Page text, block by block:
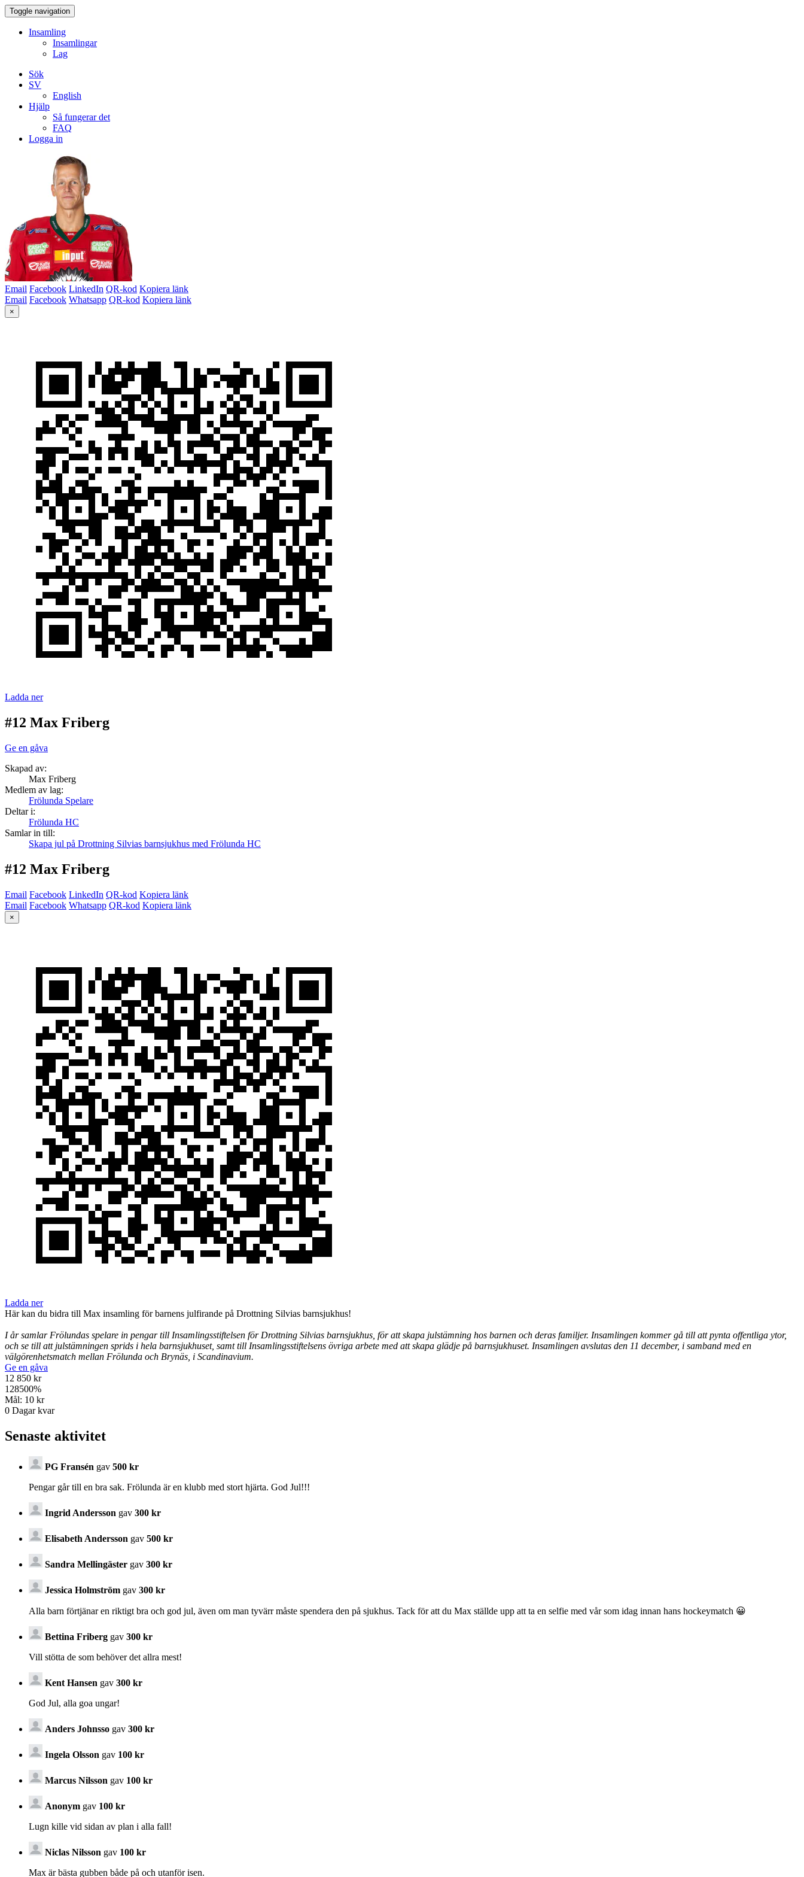
Toggle navigation
Insamling
Insamlingar
Lag
Sök
SV
English
Hjälp
Så fungerar det
FAQ
Logga in
Email Facebook LinkedIn QR-kod Kopiera länk
Email Facebook Whatsapp QR-kod Kopiera länk
×
Ladda ner
#12 Max Friberg
Ge en gåva
Skapad av:
Max Friberg
Medlem av lag:
Frölunda Spelare
Deltar i:
Frölunda HC
Samlar in till:
Skapa jul på Drottning Silvias barnsjukhus med Frölunda HC
#12 Max Friberg
Email Facebook LinkedIn QR-kod Kopiera länk
Email Facebook Whatsapp QR-kod Kopiera länk
×
Ladda ner
Här kan du bidra till Max insamling för barnens julfirande på Drottning Silvias barnsjukhus!
I år samlar Frölundas spelare in pengar till Insamlingsstiftelsen för Drottning Silvias barnsjukhus, för att skapa julstämning hos barnen och deras familjer. Insamlingen kommer gå till att pynta offentliga ytor,
och se till att julstämningen sprids i hela barnsjukhuset, samt till Insamlingsstiftelsens övriga arbete med att skapa glädje på barnsjukhuset. Insamlingen avslutas den 11 december, i samband med en
välgörenhetsmatch mellan Frölunda och Brynäs, i Scandinavium.
Ge en gåva
12 850 kr
128500%
Mål: 10 kr
0 Dagar kvar
Senaste aktivitet
PG Fransén gav 500 kr
Pengar går till en bra sak. Frölunda är en klubb med stort hjärta. God Jul!!!
Ingrid Andersson gav 300 kr
Elisabeth Andersson gav 500 kr
Sandra Mellingäster gav 300 kr
Jessica Holmström gav 300 kr
Alla barn förtjänar en riktigt bra och god jul, även om man tyvärr måste spendera den på sjukhus. Tack för att du Max ställde upp att ta en selfie med vår som idag innan hans hockeymatch 😀
Bettina Friberg gav 300 kr
Vill stötta de som behöver det allra mest!
Kent Hansen gav 300 kr
God Jul, alla goa ungar!
Anders Johnsso gav 300 kr
Ingela Olsson gav 100 kr
Marcus Nilsson gav 100 kr
Anonym gav 100 kr
Lugn kille vid sidan av plan i alla fall!
Niclas Nilsson gav 100 kr
Max är bästa gubben både på och utanför isen.